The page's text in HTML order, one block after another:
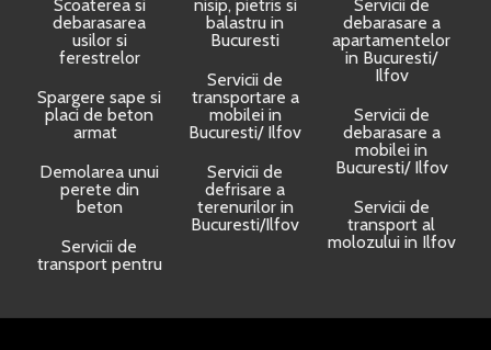
Scoaterea si
debarasarea
usilor si
ferestrelor
Spargere sape si
placi de beton
armat
Demolarea unui
perete din
beton
Servicii de
transport pentru
nisip, pietris si
balastru in
Bucuresti
Servicii de
transportare a
mobilei in
Bucuresti/ Ilfov
Servicii de
defrisare a
terenurilor in
Bucuresti/Ilfov
Servicii de
debarasare a
apartamentelor
in Bucuresti/
Ilfov
Servicii de
debarasare a
mobilei in
Bucuresti/ Ilfov
Servicii de
transport al
molozului in Ilfov